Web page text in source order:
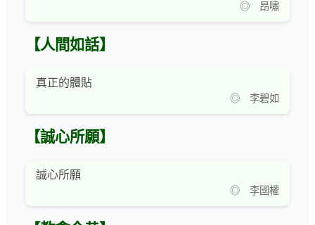
◎ 昂嘯
【人間如話】
真正的體貼
◎ 李碧如
【誠心所願】
誠心所願
◎ 李國權